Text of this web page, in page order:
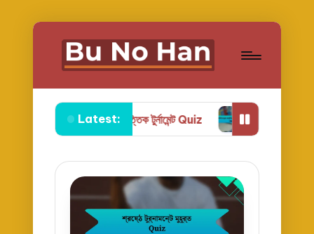
Latest:
মহাদেশ ভিত্তিক টুর্নামেন্ট Quiz বিশ্বসেরা ক্রিকেটারদের